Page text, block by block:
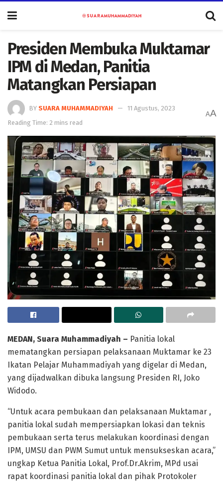
Presiden Membuka Muktamar
IPM di Medan, Panitia
Matangkan Persiapan
BY SUARA MUHAMMADIYAH
11 Agustus, 2023
Reading Time: 2 mins read
AA
MEDAN, Suara Muhammadiyah – Panitia lokal
mematangkan persiapan pelaksanaan Muktamar ke 23
Ikatan Pelajar Muhammadiyah yang digelar di Medan,
yang dijadwalkan dibuka langsung Presiden RI, Joko
Widodo.
“Untuk acara pembukaan dan pelaksanaan Muktamar ,
panitia lokal sudah mempersiapkan lokasi dan teknis
pembukaan serta terus melakukan koordinasi dengan
IPM, UMSU dan PWM Sumut untuk mensukseskan acara,”
ungkap Ketua Panitia Lokal, Prof.Dr.Akrim, MPd usai
rapat koordinasi panitia lokal dan pihak Protokoler